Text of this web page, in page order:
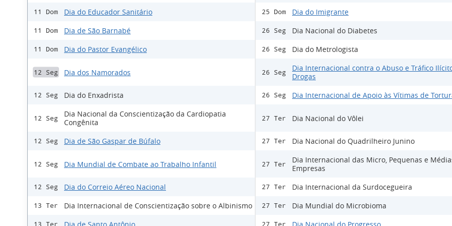
11 Dom Dia do Educador Sanitário
11 Dom Dia de São Barnabé
11 Dom Dia do Pastor Evangélico
12 Seg Dia dos Namorados
12 Seg Dia do Enxadrista
12 Seg
Dia Nacional da Conscientização da Cardiopatia
Congênita
12 Seg Dia de São Gaspar de Búfalo
12 Seg Dia Mundial de Combate ao Trabalho Infantil
12 Seg Dia do Correio Aéreo Nacional
13 Ter Dia Internacional de Conscientização sobre o Albinismo
13 Ter
25 Dom Dia do Imigrante
26 Seg Dia Nacional do Diabetes
26 Seg Dia do Metrologista
26 Seg
Dia Internacional contra o Abuso e Tráfico
Drogas
26 Seg Dia Internacional de Apoio às Vítimas de
27 Ter Dia Nacional do Vôlei
27 Ter Dia Nacional do Quadrilheiro Junino
27 Ter
Dia Internacional das Micro, Pequenas e
Empresas
27 Ter Dia Internacional da Surdocegueira
27 Ter Dia Mundial do Microbioma
27 Ter